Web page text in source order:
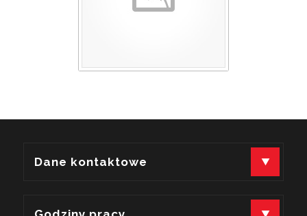
Dane kontaktowe